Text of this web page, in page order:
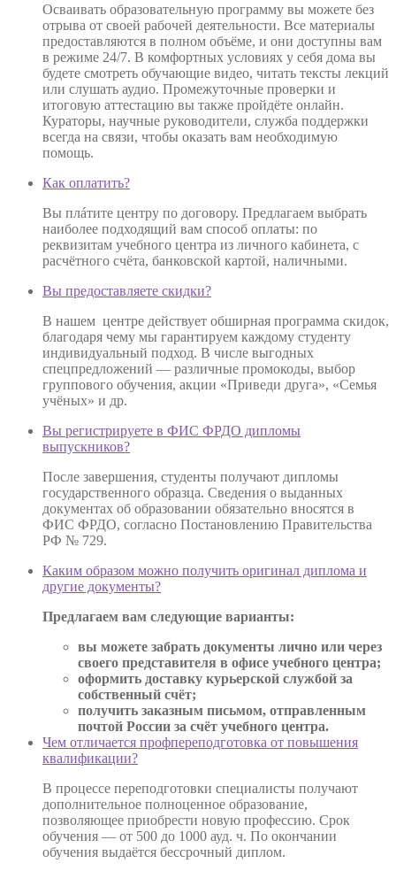
Осваивать образовательную программу вы можете без
отрыва от своей рабочей деятельности. Все материалы
предоставляются в полном объёме, и они доступны вам
в режиме 24/7. В комфортных условиях у себя дома вы
будете смотреть обучающие видео, читать тексты лекций
или слушать аудио. Промежуточные проверки и
итоговую аттестацию вы также пройдёте онлайн.
Кураторы, научные руководители, служба поддержки
всегда на связи, чтобы оказать вам необходимую
помощь.
Как оплатить?
Вы плáтите центру по договору. Предлагаем выбрать
наиболее подходящий вам способ оплаты: по
реквизитам учебного центра из личного кабинета, с
расчётного счёта, банковской картой, наличными.
Вы предоставляете скидки?
В нашем центре действует обширная программа скидок,
благодаря чему мы гарантируем каждому студенту
индивидуальный подход. В числе выгодных
спецпредложений — различные промокоды, выбор
группового обучения, акции «Приведи друга», «Семья
учёных» и др.
Вы регистрируете в ФИС ФРДО дипломы
выпускников?
После завершения, студенты получают дипломы
государственного образца. Сведения о выданных
документах об образовании обязательно вносятся в
ФИС ФРДО, согласно Постановлению Правительства
РФ № 729.
Каким образом можно получить оригинал диплома и
другие документы?
Предлагаем вам следующие варианты:
вы можете забрать документы лично или через
своего представителя в офисе учебного центра;
оформить доставку курьерской службой за
собственный счёт;
получить заказным письмом, отправленным
почтой России за счёт учебного центра.
Чем отличается профпереподготовка от повышения
квалификации?
В процессе переподготовки специалисты получают
дополнительное полноценное образование,
позволяющее приобрести новую профессию. Срок
обучения — от 500 до 1000 ауд. ч. По окончании
обучения выдаётся бессрочный диплом.